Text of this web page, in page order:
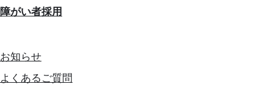
障がい者採用
お知らせ
よくあるご質問